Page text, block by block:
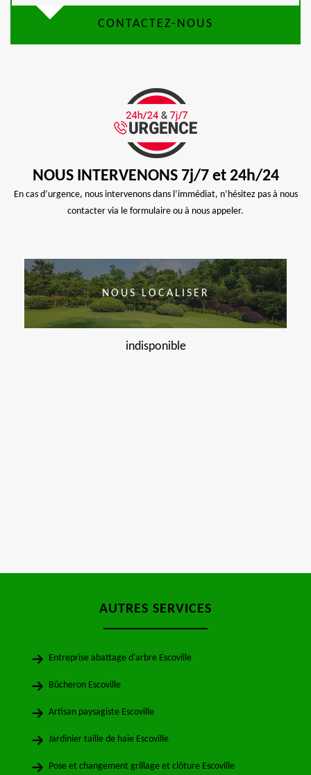
CONTACTEZ-NOUS
NOUS INTERVENONS 7j/7 et 24h/24
En cas d’urgence, nous intervenons dans l’immédiat, n’hésitez pas à nous
contacter via le formulaire ou à nous appeler.
NOUS LOCALISER
indisponible
AUTRES SERVICES
Entreprise abattage d'arbre Escoville
Bûcheron Escoville
Artisan paysagiste Escoville
Jardinier taille de haie Escoville
Pose et changement grillage et clôture Escoville